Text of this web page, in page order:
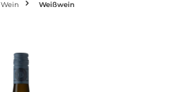
Wein Weißwein